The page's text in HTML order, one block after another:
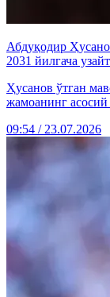
Абдуқодир
2031 йилгача
Ҳусанов ўтган
жамоанинг
09:54 / 23.07.2026